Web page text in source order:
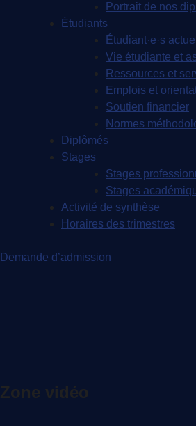
Portrait de nos
Étudiants
Étudiant·e·s
Vie étudiante et
Ressources et
Emplois et
Soutien financier
Normes
Diplômés
Stages
Stages
Stages
Activité de synthèse
Horaires des trimestres
Demande d’admission
Zone vidéo